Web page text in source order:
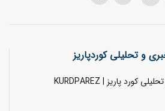
و تحلیلی کوردپاریز